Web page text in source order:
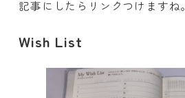
記事にしたらリンクつけますね。
Wish List